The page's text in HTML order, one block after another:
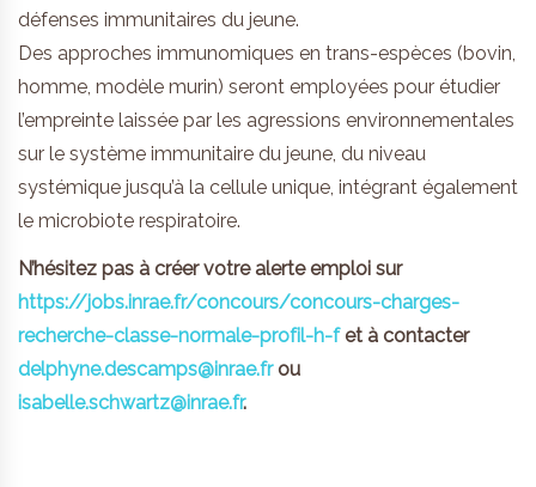
défenses immunitaires du jeune.
Des approches immunomiques en trans-espèces (bovin,
homme, modèle murin) seront employées pour étudier
l’empreinte laissée par les agressions environnementales
sur le système immunitaire du jeune, du niveau
systémique jusqu’à la cellule unique, intégrant également
le microbiote respiratoire.
N’hésitez pas à créer votre alerte emploi sur
https://jobs.inrae.fr/concours/concours-charges-
recherche-classe-normale-profil-h-fet à contacter
delphyne.descamps@inrae.frou
isabelle.schwartz@inrae.fr.